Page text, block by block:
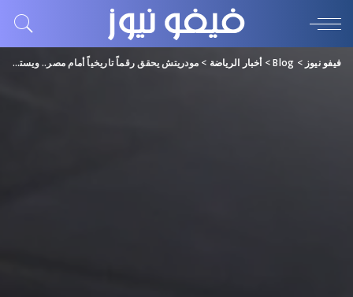
فيفو نيوز >
Blog
> أخبار الرياضة > مودريتش يحقق رقماً تاريخياً أمام مصر.. ويستعد لإزاحة حسام حسن